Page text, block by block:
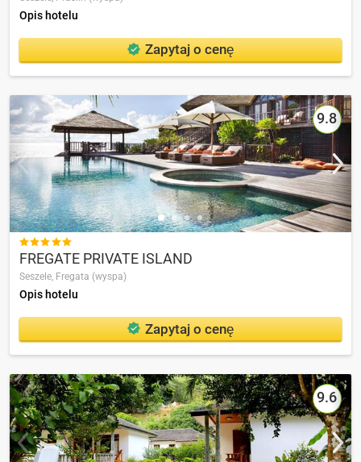
Opis hotelu
Zapytaj o cenę
9.8

FREGATE PRIVATE ISLAND
Seszele, Fregata (wyspa)
Opis hotelu
Zapytaj o cenę
9.6